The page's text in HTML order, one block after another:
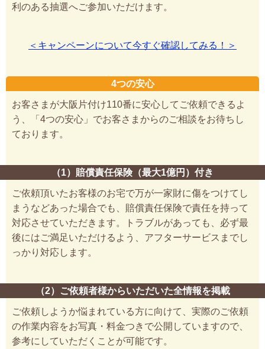
利のある抽選へご参加いただけます。
＜キャンペーンについて今すぐ確認してみる！＞
4つの安心
お客さまが大阪片付け110番に安心してご依頼できるよ
う、「4つの安心」でお客さまからのご相談をお待ちし
ております。
（1）賠償責任保険（最大1億円）付き
ご依頼頂いたお客様のお宅で万が一家財に傷をつけてし
まうなどあった場合でも、賠償責任保険で責任を持って
対応させていただきます。トラブルがあっても、必ず最
後にはご満足いただけるよう、アフターサービスまでし
っかり対応します。
（2）ご依頼者様からいただいた全情報を掲載
ご依頼しようか悩まれている方に向けて、実際のご依頼
の作業内容をお写真・料金つきで公開していますので、
参考にしていただくことが可能です。